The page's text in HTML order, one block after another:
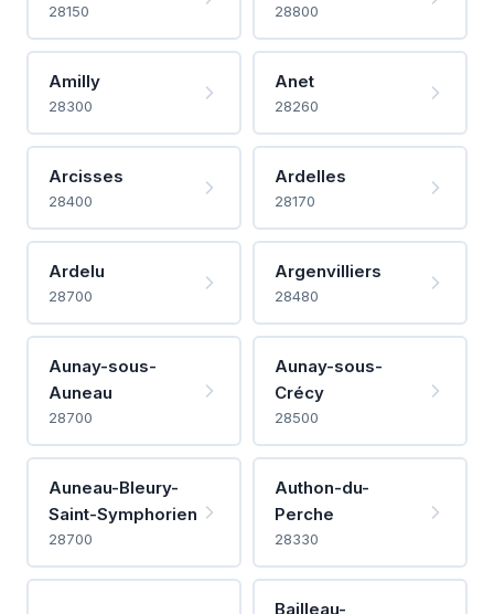
28150 28800
Amilly
28300
Anet
28260
Arcisses
28400
Ardelles
28170
Ardelu
28700
Argenvilliers
28480
Aunay-sous-
Auneau
28700
Aunay-sous-
Crécy
28500
Auneau-Bleury-
Saint-Symphorien
28700
Authon-du-
Perche
28330
Bailleau-